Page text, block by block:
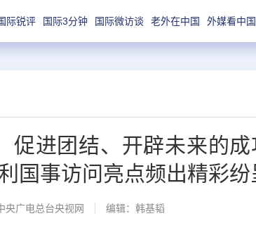
际锐评 国际3分钟 国际微访谈 老外在中国 外媒看中国
促进团结、开辟未来的
国事访问亮点频出精彩纷
央广电总台央视网 编辑：韩基韬